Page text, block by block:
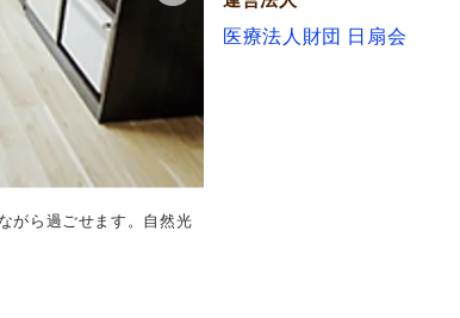
がら過ごせます。自然光
医療法人財団 日扇会